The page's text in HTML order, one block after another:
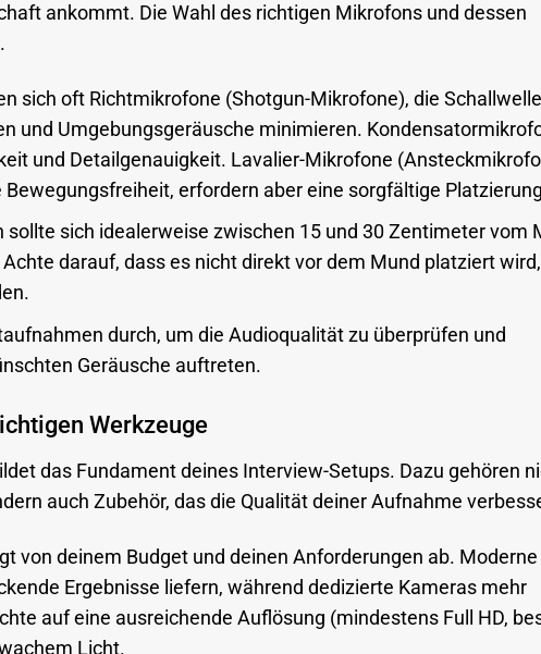
ankommt. Die Wahl des richtigen Mikrofons und dessen
sich oft Richtmikrofone (Shotgun-Mikrofone), die
und Umgebungsgeräusche minimieren.
und Detailgenauigkeit. Lavalier-Mikrofone
erfordern aber eine sorgfältige
sich idealerweise zwischen 15 und 30 Zentimeter vom
darauf, dass es nicht direkt vor dem Mund platziert
durch, um die Audioqualität zu überprüfen und
Geräusche auftreten.
Werkzeuge
das Fundament deines Interview-Setups. Dazu gehören
auch Zubehör, das die Qualität deiner Aufnahme
von deinem Budget und deinen Anforderungen ab. Moderne
Ergebnisse liefern, während dedizierte Kameras mehr
auf eine ausreichende Auflösung (mindestens Full HD,
Licht.